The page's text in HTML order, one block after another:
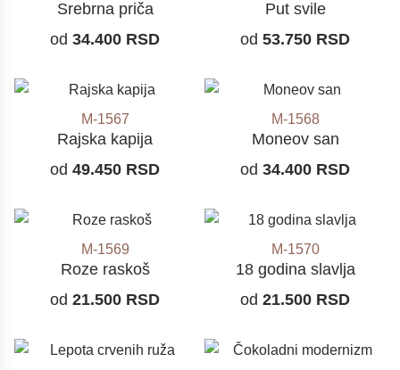
Srebrna priča
od 34.400 RSD
Put svile
od 53.750 RSD
M-1567
Rajska kapija
od 49.450 RSD
M-1568
Moneov san
od 34.400 RSD
M-1569
Roze raskoš
od 21.500 RSD
M-1570
18 godina slavlja
od 21.500 RSD